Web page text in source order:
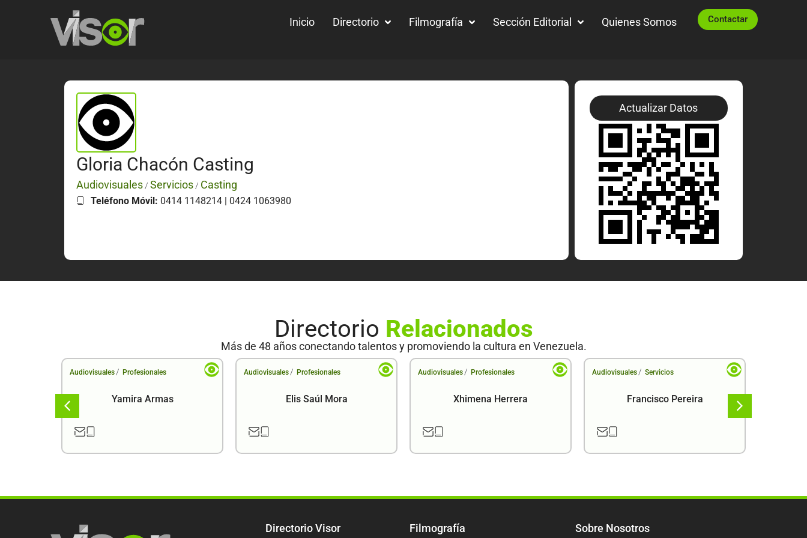
Inicio Directorio Filmografía Sección Editorial Quienes Somos Contactar
Gloria Chacón Casting
Audiovisuales / Servicios / Casting
Teléfono Móvil: 0414 1148214 | 0424 1063980
Actualizar Datos
Directorio Relacionados
Más de 48 años conectando talentos y promoviendo la cultura en Venezuela.
Audiovisuales / Profesionales
Yamira Armas
Audiovisuales / Profesionales
Elis Saúl Mora
Audiovisuales / Profesionales
Xhimena Herrera
Audiovisuales / Servicios
Francisco Pereira
Directorio Visor Filmografía Sobre Nosotros